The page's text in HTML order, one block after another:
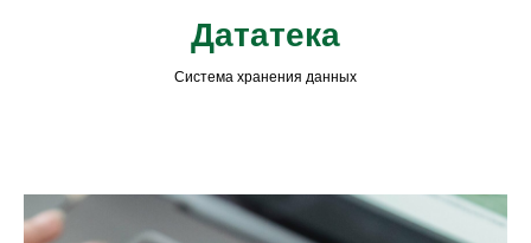
Дататека
Система хранения данных